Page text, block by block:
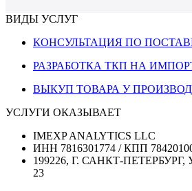
ВИДЫ УСЛУГ
КОНСУЛЬТАЦИЯ ПО
РАЗРАБОТКА ТКП НА
ВЫКУП ТОВАРА У
УСЛУГИ ОКАЗЫВАЕТ
IMEXP ANALYTICS LLC
ИНН 7816301774 / КПП
199226, Г. САНКТ-
23